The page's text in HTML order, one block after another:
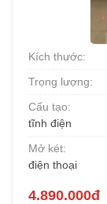
Kích thước:
Trọng lượng:
Cấu tạo:
tĩnh điện
Mở két:
điện thoại
4.890.000đ